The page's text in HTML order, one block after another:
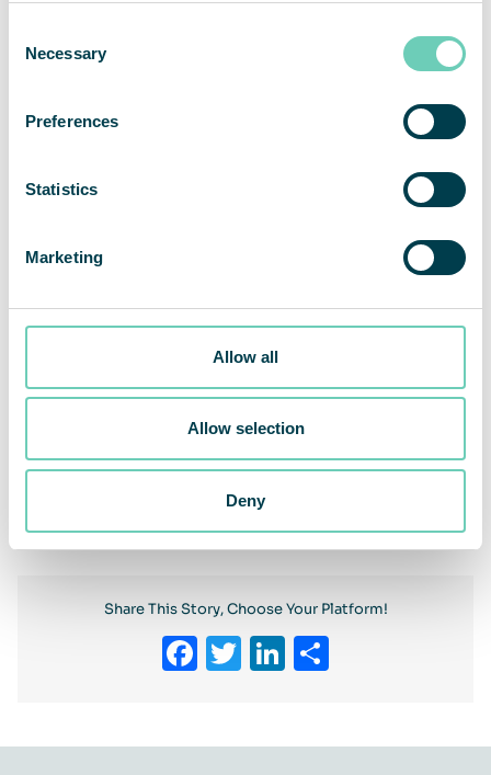
Selection
Necessary
Preferences
Statistics
Marketing
Allow all
Allow selection
Deny
QleanAir säljer USP 797/800-renrum till veterinärhögskola
Share This Story, Choose Your Platform!
Facebook
Twitter
LinkedIn